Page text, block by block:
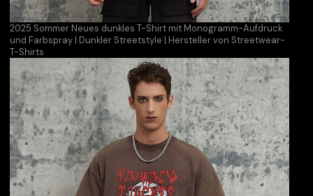
2025 Sommer Neues dunkles T-Shirt mit Monogramm-Aufdruck
und Farbspray | Dunkler Streetstyle | Hersteller von Streetwear-
T-Shirts